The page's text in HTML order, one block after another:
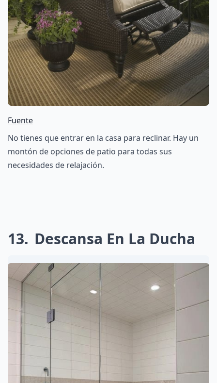
Fuente
No tienes que entrar en la casa para reclinar. Hay un
montón de opciones de patio para todas sus
necesidades de relajación.
13 Descansa En La Ducha